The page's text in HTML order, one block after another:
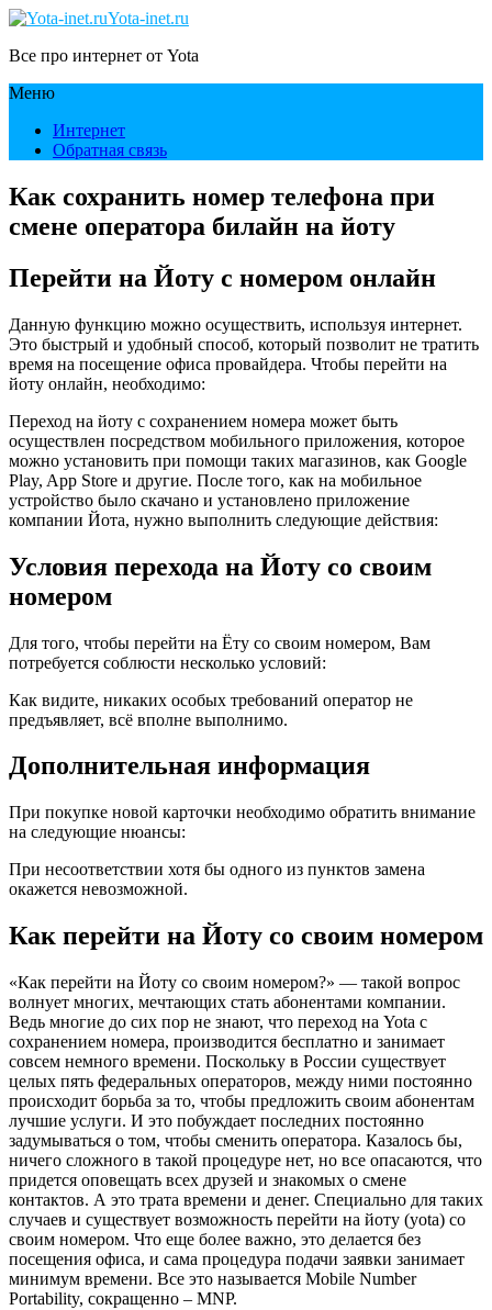
Yota-inet.ru
Все про интернет от Yota
Меню
Интернет
Обратная связь
Как сохранить номер телефона при
смене оператора билайн на йоту
Перейти на Йоту с номером онлайн
Данную функцию можно осуществить, используя интернет.
Это быстрый и удобный способ, который позволит не тратить
время на посещение офиса провайдера. Чтобы перейти на
йоту онлайн, необходимо:
Переход на йоту с сохранением номера может быть
осуществлен посредством мобильного приложения, которое
можно установить при помощи таких магазинов, как Google
Play, App Store и другие. После того, как на мобильное
устройство было скачано и установлено приложение
компании Йота, нужно выполнить следующие действия:
Условия перехода на Йоту со своим
номером
Для того, чтобы перейти на Ёту со своим номером, Вам
потребуется соблюсти несколько условий:
Как видите, никаких особых требований оператор не
предъявляет, всё вполне выполнимо.
Дополнительная информация
При покупке новой карточки необходимо обратить внимание
на следующие нюансы:
При несоответствии хотя бы одного из пунктов замена
окажется невозможной.
Как перейти на Йоту со своим номером
«Как перейти на Йоту со своим номером?» — такой вопрос
волнует многих, мечтающих стать абонентами компании.
Ведь многие до сих пор не знают, что переход на Yota с
сохранением номера, производится бесплатно и занимает
совсем немного времени. Поскольку в России существует
целых пять федеральных операторов, между ними постоянно
происходит борьба за то, чтобы предложить своим абонентам
лучшие услуги. И это побуждает последних постоянно
задумываться о том, чтобы сменить оператора. Казалось бы,
ничего сложного в такой процедуре нет, но все опасаются, что
придется оповещать всех друзей и знакомых о смене
контактов. А это трата времени и денег. Специально для таких
случаев и существует возможность перейти на йоту (yota) со
своим номером. Что еще более важно, это делается без
посещения офиса, и сама процедура подачи заявки занимает
минимум времени. Все это называется Mobile Number
Portability, сокращенно – MNP.